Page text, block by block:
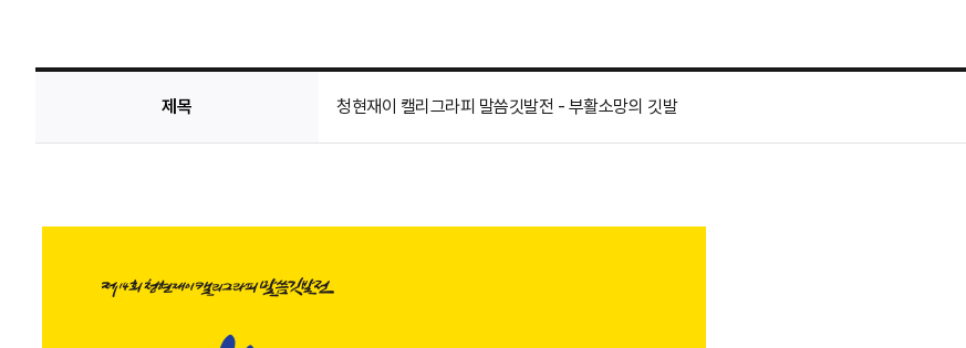
제목 청현재이 캘리그라피 말씀깃발전 - 부활소망의 깃발